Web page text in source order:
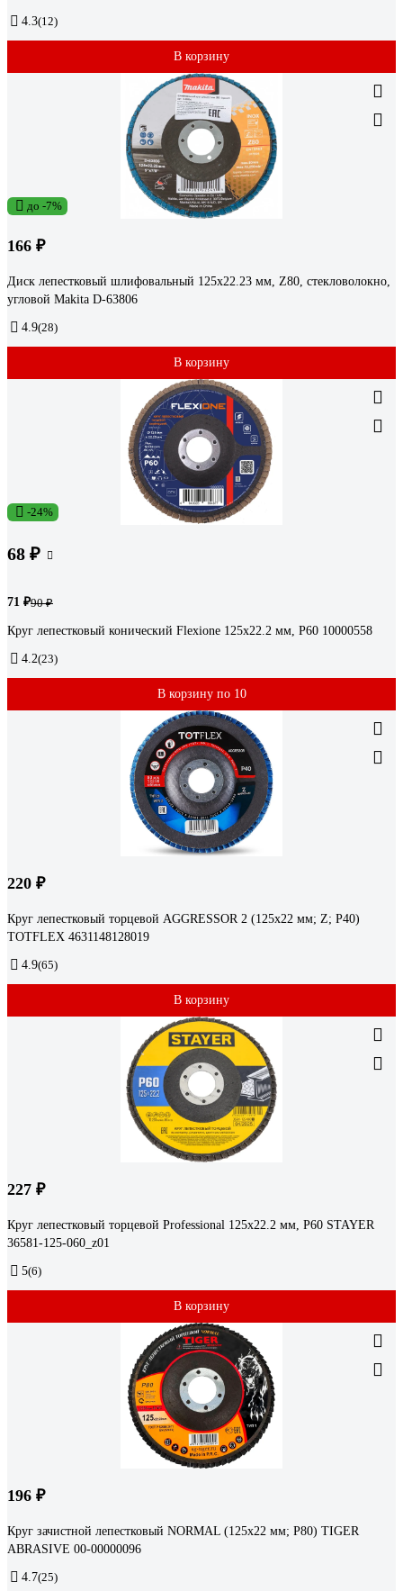
4.3(12)
В корзину
до -7%
166 ₽
Диск лепестковый шлифовальный 125x22.23 мм, Z80, стекловолокно,
угловой Makita D-63806
4.9(28)
В корзину
-24%
68 ₽
71 ₽90 ₽
Круг лепестковый конический Flexione 125x22.2 мм, Р60 10000558
4.2(23)
В корзину по 10
220 ₽
Круг лепестковый торцевой AGGRESSOR 2 (125x22 мм; Z; P40)
TOTFLEX 4631148128019
4.9(65)
В корзину
227 ₽
Круг лепестковый торцевой Professional 125x22.2 мм, P60 STAYER
36581-125-060_z01
5(6)
В корзину
196 ₽
Круг зачистной лепестковый NORMAL (125х22 мм; P80) TIGER
ABRASIVE 00-00000096
4.7(25)